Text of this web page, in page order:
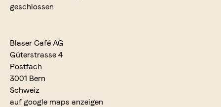
geschlossen
Blaser Café AG
Güterstrasse 4
Postfach
3001 Bern
Schweiz
auf google maps anzeigen